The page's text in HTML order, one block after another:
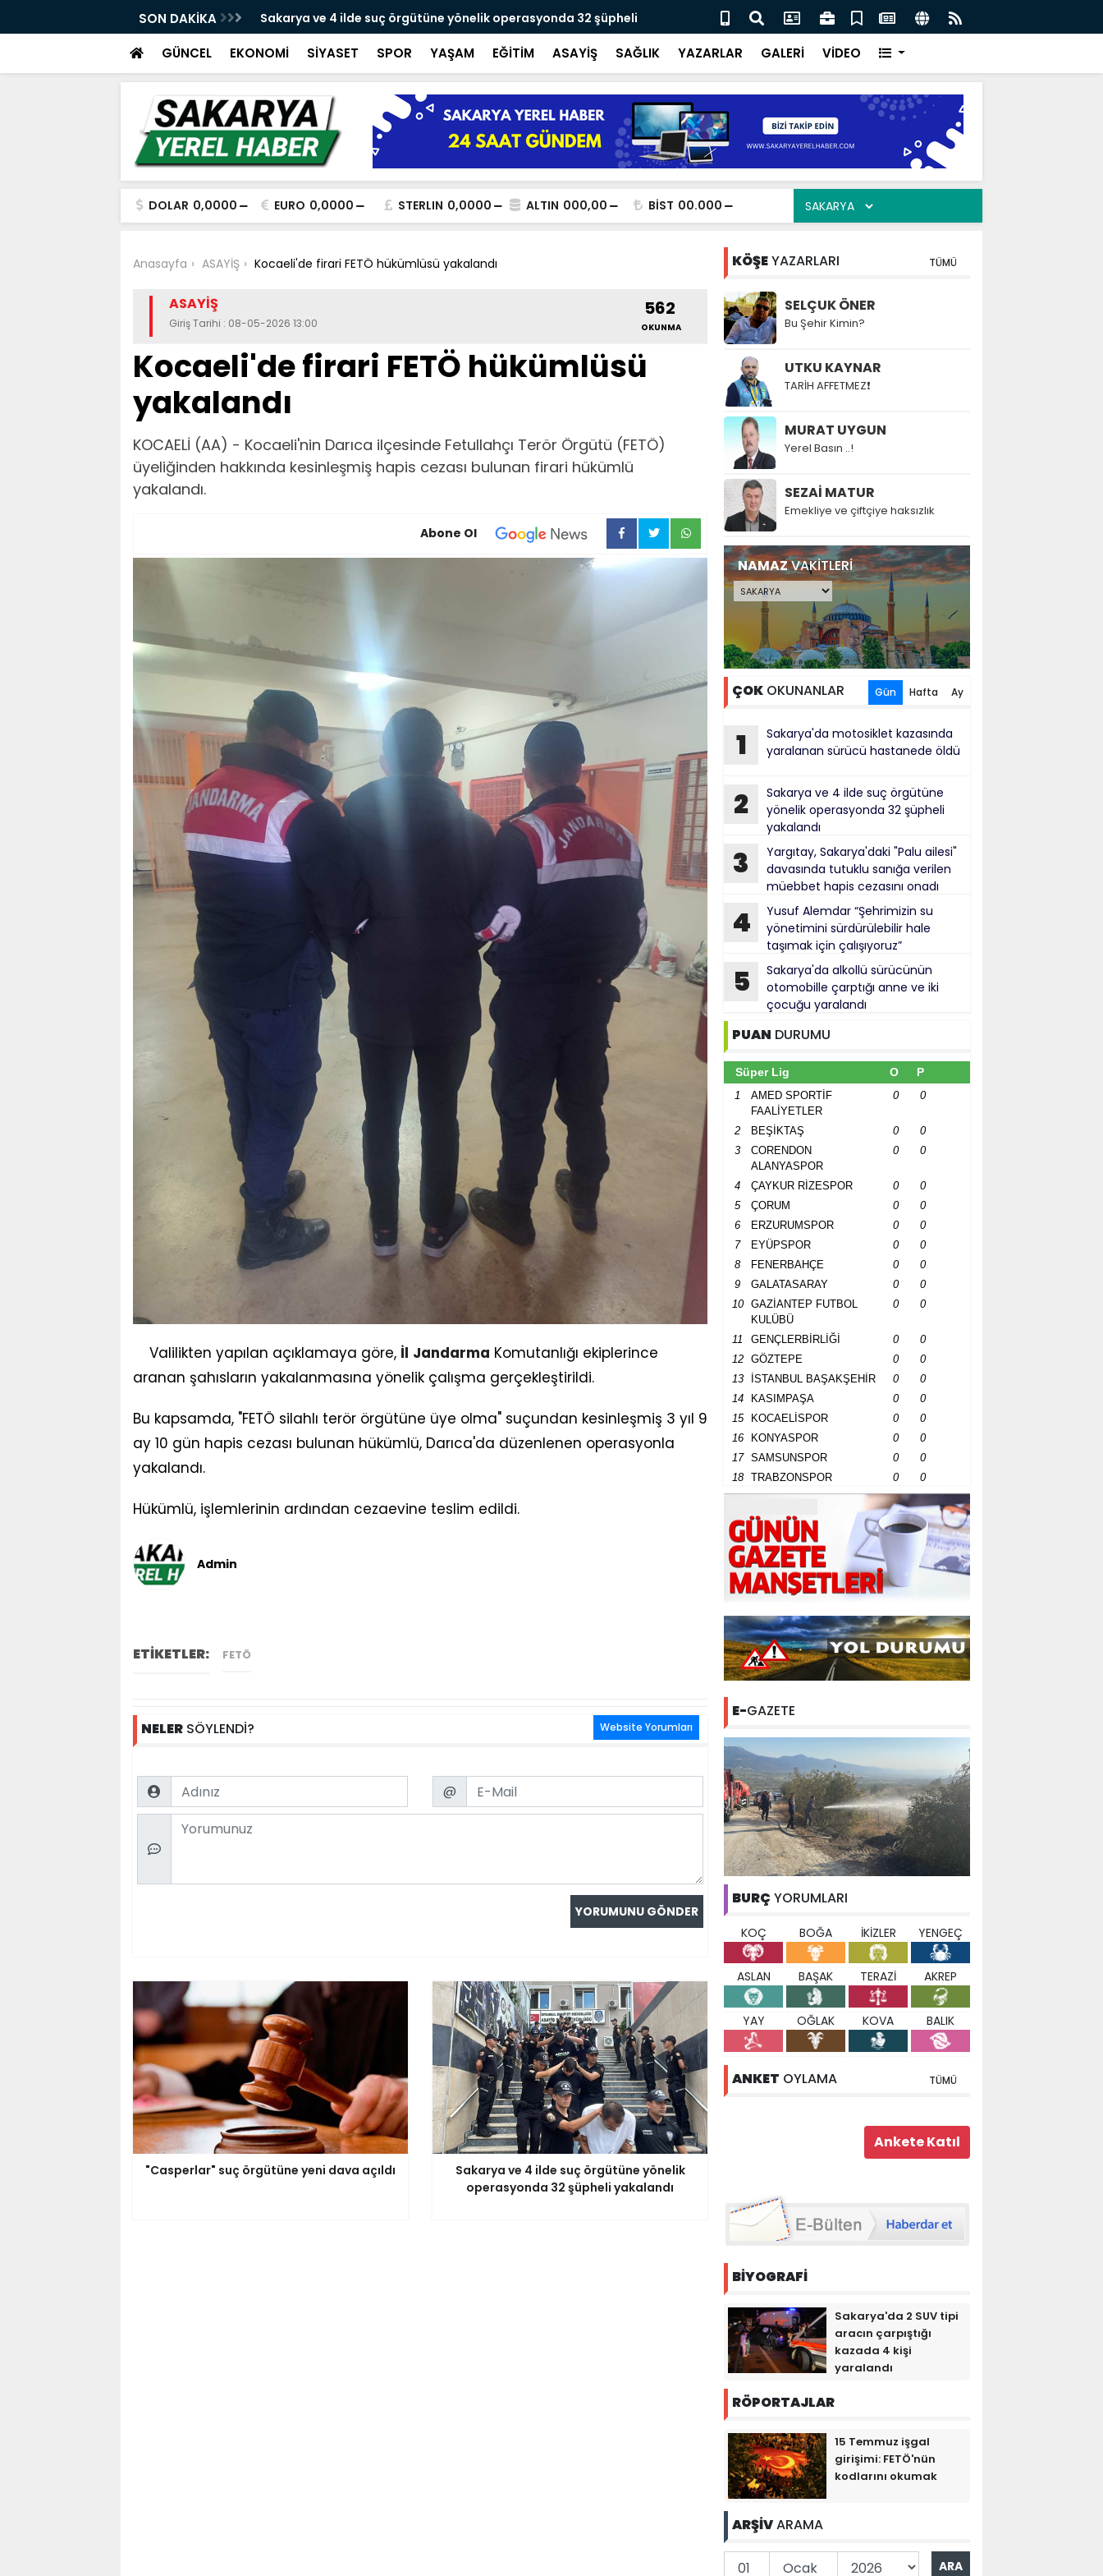
SON DAKİKA
Sakarya ve 4 ilde suç örgütüne yönelik operasyonda 32 şüpheli
yakalandı
Yusuf Alemdar “Şehrimizin su yönetimini sürdürülebilir hale taşımak
için çalışıyoruz”
GÜNCEL EKONOMİ SİYASET SPOR YAŞAM EĞİTİM ASAYİŞ SAĞLIK YAZARLAR GALERİ VİDEO
DOLAR 0,0000 EURO 0,0000 STERLIN 0,0000 ALTIN 000,00 BİST 00.000
Anasayfa ASAYİŞ Kocaeli'de firari FETÖ hükümlüsü yakalandı
ASAYİŞ
Giriş Tarihi : 08-05-2026 13:00
562
OKUNMA
Kocaeli'de firari FETÖ hükümlüsü
yakalandı
KOCAELİ (AA) - Kocaeli'nin Darıca ilçesinde Fetullahçı Terör Örgütü (FETÖ)
üyeliğinden hakkında kesinleşmiş hapis cezası bulunan firari hükümlü
yakalandı.
Abone Ol
Valilikten yapılan açıklamaya göre, İl Jandarma Komutanlığı ekiplerince
aranan şahısların yakalanmasına yönelik çalışma gerçekleştirildi.
Bu kapsamda, "FETÖ silahlı terör örgütüne üye olma" suçundan kesinleşmiş 3 yıl 9
ay 10 gün hapis cezası bulunan hükümlü, Darıca'da düzenlenen operasyonla
yakalandı.
Hükümlü, işlemlerinin ardından cezaevine teslim edildi.
Admin
ETİKETLER: FETÖ
NELER SÖYLENDİ? Website Yorumları
Name Email
@
Comment
"Casperlar" suç örgütüne yeni dava açıldı
Sakarya ve 4 ilde suç örgütüne yönelik
operasyonda 32 şüpheli yakalandı
KÖŞEYAZARLARI TÜMÜ
SELÇUK ÖNER
Bu Şehir Kimin?
UTKU KAYNAR
TARİH AFFETMEZ❗
MURAT UYGUN
Yerel Basın ..!
SEZAİ MATUR
Emekliye ve çiftçiye haksızlık
NAMAZVAKİTLERİ
ÇOK OKUNANLAR Gün Hafta Ay
1
Sakarya'da motosiklet kazasında
yaralanan sürücü hastanede öldü
2
Sakarya ve 4 ilde suç örgütüne
yönelik operasyonda 32 şüpheli
yakalandı
3
Yargıtay, Sakarya'daki "Palu ailesi"
davasında tutuklu sanığa verilen
müebbet hapis cezasını onadı
4
Yusuf Alemdar “Şehrimizin su
yönetimini sürdürülebilir hale
taşımak için çalışıyoruz”
5
Sakarya'da alkollü sürücünün
otomobille çarptığı anne ve iki
çocuğu yaralandı
PUAN DURUMU
Süper Lig O P
1
AMED SPORTİF
FAALİYETLER
0 0
2 BEŞİKTAŞ 0
0
3
CORENDON
ALANYASPOR
0 0
4 ÇAYKUR RİZESPOR 0
0
5
ÇORUM 0
0
6
ERZURUMSPOR 0
0
7
EYÜPSPOR 0
0
8
FENERBAHÇE 0
0
9
GALATASARAY 0
0
10
GAZİANTEP FUTBOL
KULÜBÜ
0 0
11 GENÇLERBİRLİĞİ 0
0
12
GÖZTEPE 0
0
13
İSTANBUL BAŞAKŞEHİR 0
0
14
KASIMPAŞA 0
0
15
KOCAELİSPOR 0
0
16
KONYASPOR 0
0
17
SAMSUNSPOR 0
0
18
TRABZONSPOR 0 0
E-GAZETE
BURÇ YORUMLARI
KOÇ BOĞA İKİZLER YENGEÇ
ASLAN BAŞAK TERAZİ AKREP
YAY OĞLAK KOVA BALIK
ANKET OYLAMA TÜMÜ
BİYOGRAFİ
Sakarya'da 2 SUV tipi
aracın çarpıştığı
kazada 4 kişi
yaralandı
RÖPORTAJLAR
15 Temmuz işgal
girişimi: FETÖ'nün
kodlarını okumak
ARŞİVARAMA